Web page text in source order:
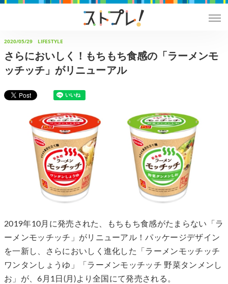
2020/05/29 LIFESTYLE
さらにおいしく！もちもち食感の「ラーメンモ
ッチッチ」がリニューアル
2019年10月に発売された、もちもち食感がたまらない「ラ
ーメンモッチッチ」がリニューアル！パッケージデザイン
を一新し、さらにおいしく進化した「ラーメンモッチッチ
ワンタンしょうゆ」「ラーメンモッチッチ 野菜タンメンし
お」が、6月1日(月)より全国にて発売される。